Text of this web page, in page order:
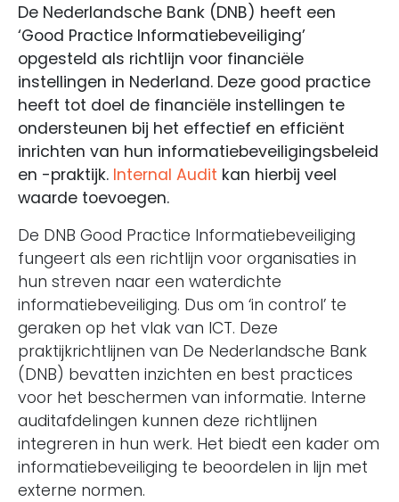
De Nederlandsche Bank (DNB) heeft een
‘Good Practice Informatiebeveiliging’
opgesteld als richtlijn voor financiële
instellingen in Nederland. Deze good practice
heeft tot doel de financiële instellingen te
ondersteunen bij het effectief en efficiënt
inrichten van hun informatiebeveiligingsbeleid
en -praktijk. Internal Audit kan hierbij veel
waarde toevoegen.
De DNB Good Practice Informatiebeveiliging
fungeert als een richtlijn voor organisaties in
hun streven naar een waterdichte
informatiebeveiliging. Dus om ‘in control’ te
geraken op het vlak van ICT. Deze
praktijkrichtlijnen van De Nederlandsche Bank
(DNB) bevatten inzichten en best practices
voor het beschermen van informatie. Interne
auditafdelingen kunnen deze richtlijnen
integreren in hun werk. Het biedt een kader om
informatiebeveiliging te beoordelen in lijn met
externe normen.